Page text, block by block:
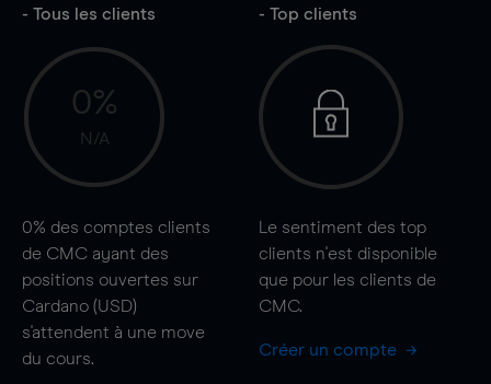
- Tous les clients
0%
N/A
0% des comptes clients
de CMC ayant des
positions ouvertes sur
Cardano (USD)
s'attendent à une move
du cours.
- Top clients
Le sentiment des top
clients n'est disponible
que pour les clients de
CMC.
Créer un compte